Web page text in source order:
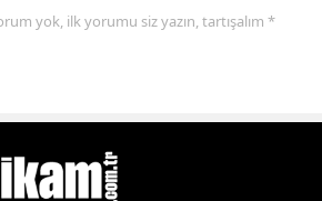
yok, ilk yorumu siz yazın, tartışalım *